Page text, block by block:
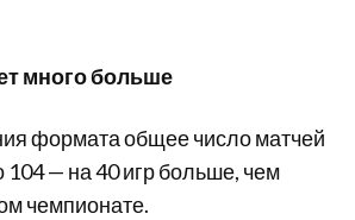
много больше
формата общее число матчей
104 — на 40 игр больше, чем
чемпионате.